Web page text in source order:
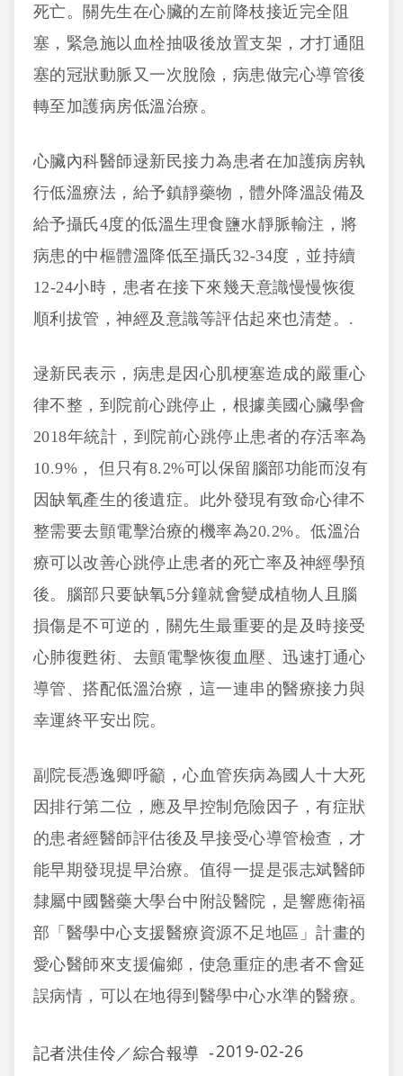
死亡。關先生在心臟的左前降枝接近完全阻
塞，緊急施以血栓抽吸後放置支架，才打通阻
塞的冠狀動脈又一次脫險，病患做完心導管後
轉至加護病房低溫治療。
心臟內科醫師逯新民接力為患者在加護病房執
行低溫療法，給予鎮靜藥物，體外降溫設備及
給予攝氏4度的低溫生理食鹽水靜脈輸注，將
病患的中樞體溫降低至攝氏32-34度，並持續
12-24小時，患者在接下來幾天意識慢慢恢復
順利拔管，神經及意識等評估起來也清楚。.
逯新民表示，病患是因心肌梗塞造成的嚴重心
律不整，到院前心跳停止，根據美國心臟學會
2018年統計，到院前心跳停止患者的存活率為
10.9%， 但只有8.2%可以保留腦部功能而沒有
因缺氧產生的後遺症。此外發現有致命心律不
整需要去顫電擊治療的機率為20.2%。低溫治
療可以改善心跳停止患者的死亡率及神經學預
後。腦部只要缺氧5分鐘就會變成植物人且腦
損傷是不可逆的，關先生最重要的是及時接受
心肺復甦術、去顫電擊恢復血壓、迅速打通心
導管、搭配低溫治療，這一連串的醫療接力與
幸運終平安出院。
副院長憑逸卿呼籲，心血管疾病為國人十大死
因排行第二位，應及早控制危險因子，有症狀
的患者經醫師評估後及早接受心導管檢查，才
能早期發現提早治療。值得一提是張志斌醫師
隸屬中國醫藥大學台中附設醫院，是響應衛福
部「醫學中心支援醫療資源不足地區」計畫的
愛心醫師來支援偏鄉，使急重症的患者不會延
誤病情，可以在地得到醫學中心水準的醫療。
記者洪佳伶／綜合報導 -2019-02-26